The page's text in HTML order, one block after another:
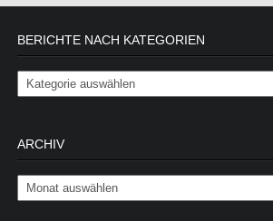
BERICHTE NACH KATEGORIEN
Berichte nach Kategorien
ARCHIV
Archiv